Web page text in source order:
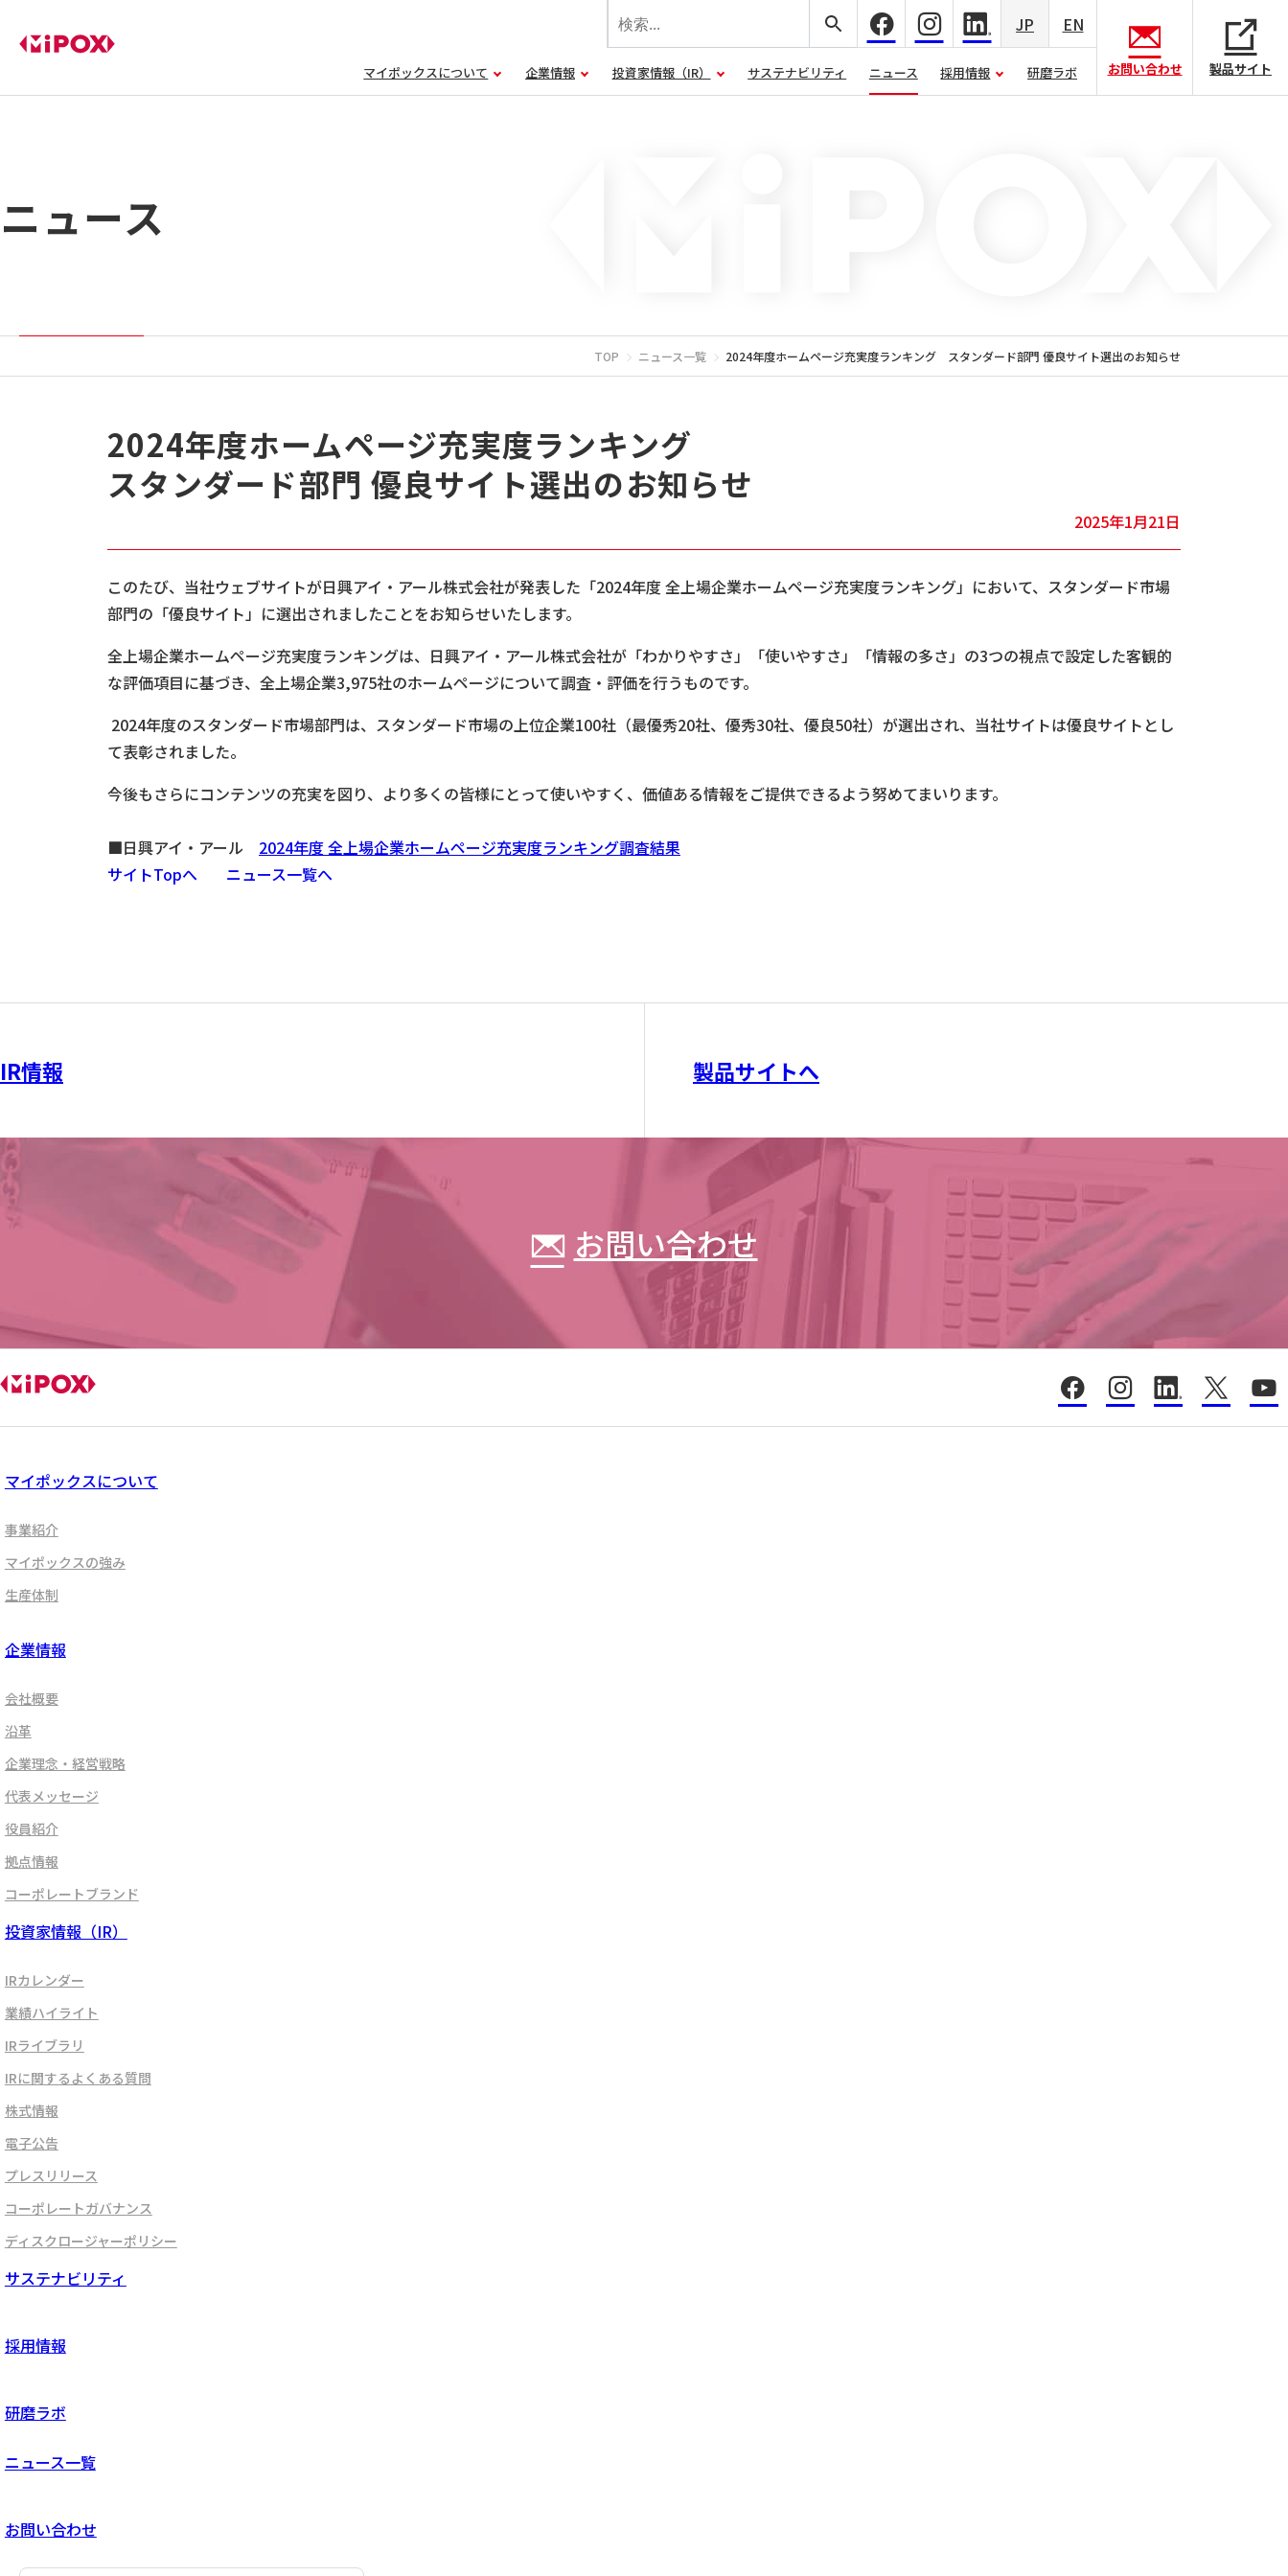
お問い合わせ 製品サイト
マイポックスについて 企業情報 投資家情報（IR） サステナビリティ ニュース 採用情報 研磨ラボ
JP EN
ニュース
TOP ニュース一覧 2024年度ホームページ充実度ランキング スタンダード部門 優良サイト選出のお知らせ
2024年度ホームページ充実度ランキング
スタンダード部門 優良サイト選出のお知らせ
2025年1月21日
このたび、当社ウェブサイトが日興アイ・アール株式会社が発表した「2024年度 全上場企業ホームページ充実度ランキング」において、スタンダード市場
部門の「優良サイト」に選出されましたことをお知らせいたします。
全上場企業ホームページ充実度ランキングは、日興アイ・アール株式会社が「わかりやすさ」「使いやすさ」「情報の多さ」の3つの視点で設定した客観的
な評価項目に基づき、全上場企業3,975社のホームページについて調査・評価を行うものです。
2024年度のスタンダード市場部門は、スタンダード市場の上位企業100社（最優秀20社、優秀30社、優良50社）が選出され、当社サイトは優良サイトとし
て表彰されました。
今後もさらにコンテンツの充実を図り、より多くの皆様にとって使いやすく、価値ある情報をご提供できるよう努めてまいります。
■日興アイ・アール 2024年度 全上場企業ホームページ充実度ランキング調査結果
サイトTopへ
ニュース一覧へ
IR情報 製品サイトへ
お問い合わせ
マイポックスについて
事業紹介
マイポックスの強み
生産体制
企業情報
会社概要
沿革
企業理念・経営戦略
代表メッセージ
役員紹介
拠点情報
コーポレートブランド
投資家情報（IR）
IRカレンダー
業績ハイライト
IRライブラリ
IRに関するよくある質問
株式情報
電子公告
プレスリリース
コーポレートガバナンス
ディスクロージャーポリシー
サステナビリティ
採用情報
研磨ラボ
ニュース一覧
お問い合わせ